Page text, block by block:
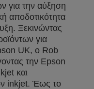
για την αύξηση
αποδοτικότητα
Ξεκινώντας
για
UK, ο Rob
την Epson
και
inkjet. Έως το